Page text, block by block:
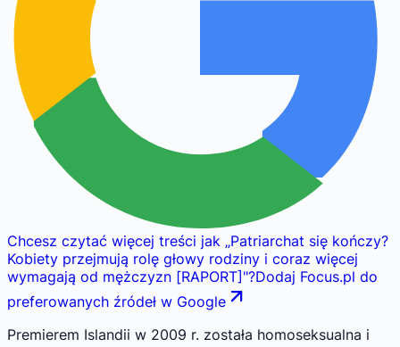
Chcesz czytać więcej treści jak „Patriarchat się kończy?
Kobiety przejmują rolę głowy rodziny i coraz więcej
wymagają od mężczyzn [RAPORT] "?Dodaj Focus.pl do
preferowanych źródeł w Google
Premierem Islandii w 2009 r. została homoseksualna i